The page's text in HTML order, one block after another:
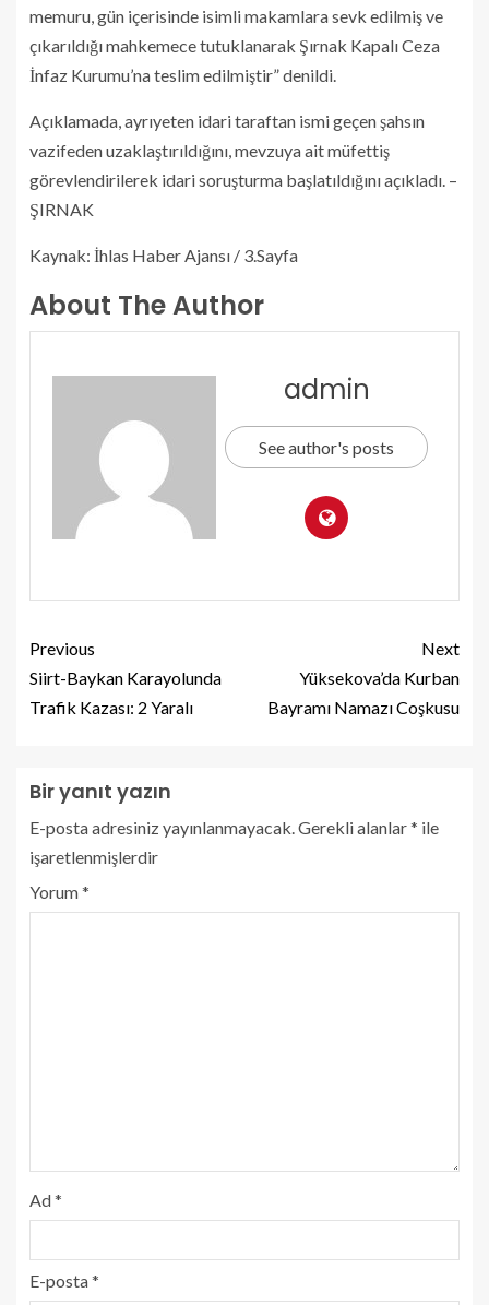
memuru, gün içerisinde isimli makamlara sevk edilmiş ve
çıkarıldığı mahkemece tutuklanarak Şırnak Kapalı Ceza
İnfaz Kurumu’na teslim edilmiştir” denildi.
Açıklamada, ayrıyeten idari taraftan ismi geçen şahsın
vazifeden uzaklaştırıldığını, mevzuya ait müfettiş
görevlendirilerek idari soruşturma başlatıldığını açıkladı. –
ŞIRNAK
Kaynak: İhlas Haber Ajansı / 3.Sayfa
About The Author
admin
See author's posts
Previous
Siirt-Baykan Karayolunda
Trafik Kazası: 2 Yaralı
Next
Yüksekova’da Kurban
Bayramı Namazı Coşkusu
Bir yanıt yazın
E-posta adresiniz yayınlanmayacak.Gerekli alanlar* ile
işaretlenmişlerdir
Yorum*
Ad*
E-posta*